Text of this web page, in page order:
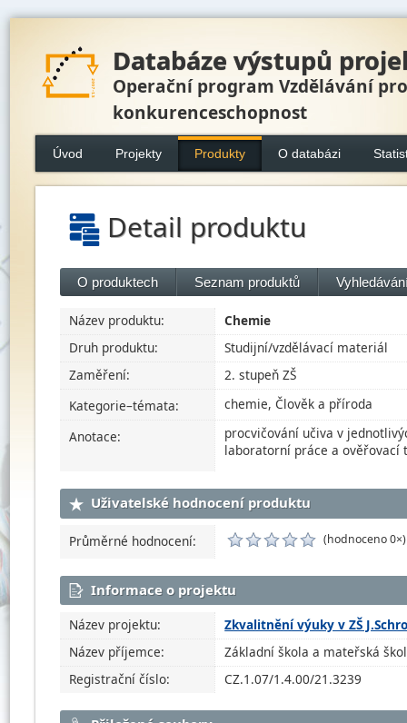
Databáze výstupů
Operační program Vzdělávání pro
konkurenceschopnost
Úvod Projekty Produkty O databázi
Detail produktu
O produktech Seznam produktů
Název produktu:
Chemie
Druh produktu:
Studijní/vzdělávací materiál
Zaměření:
2. stupeň ZŠ
Kategorie–témata:
chemie, Člověk a příroda
Anotace:
procvičování učiva v
laboratorní práce a ověřovací
Uživatelské hodnocení produktu
Průměrné hodnocení: (hodnoceno 0×)
Informace o projektu
Název projektu:
Zkvalitnění výuky v ZŠ
Název příjemce:
Základní škola a mateřská
Registrační číslo:
CZ.1.07/1.4.00/21.3239